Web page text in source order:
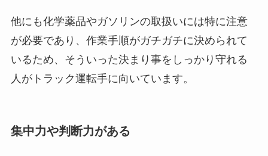
他にも化学薬品やガソリンの取扱いには特に注意
が必要であり、作業手順がガチガチに決められて
いるため、そういった決まり事をしっかり守れる
人がトラック運転手に向いています。
集中力や判断力がある